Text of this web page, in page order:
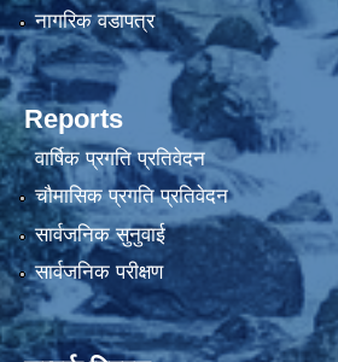
नागरिक वडापत्र
Reports
वार्षिक प्रगति प्रतिवेदन
चौमासिक प्रगति प्रतिवेदन
सार्वजनिक सुनुवाई
सार्वजनिक परीक्षण